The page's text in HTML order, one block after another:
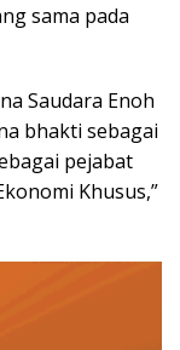
sama pada
Saudara Enoh
bhakti sebagai
pejabat
Khusus,”